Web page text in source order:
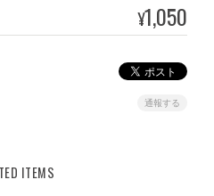
¥1,050
通報する
ITEMS